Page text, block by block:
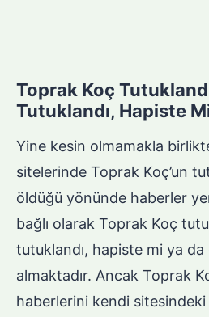
Toprak Koç
Tutuklandı, Hapiste
Yine kesin olmamakla
sitelerinde Toprak Koç’un
öldüğü yönünde haberler
bağlı olarak Toprak Koç
tutuklandı, hapiste mi ya da
almaktadır. Ancak Toprak
haberlerini kendi